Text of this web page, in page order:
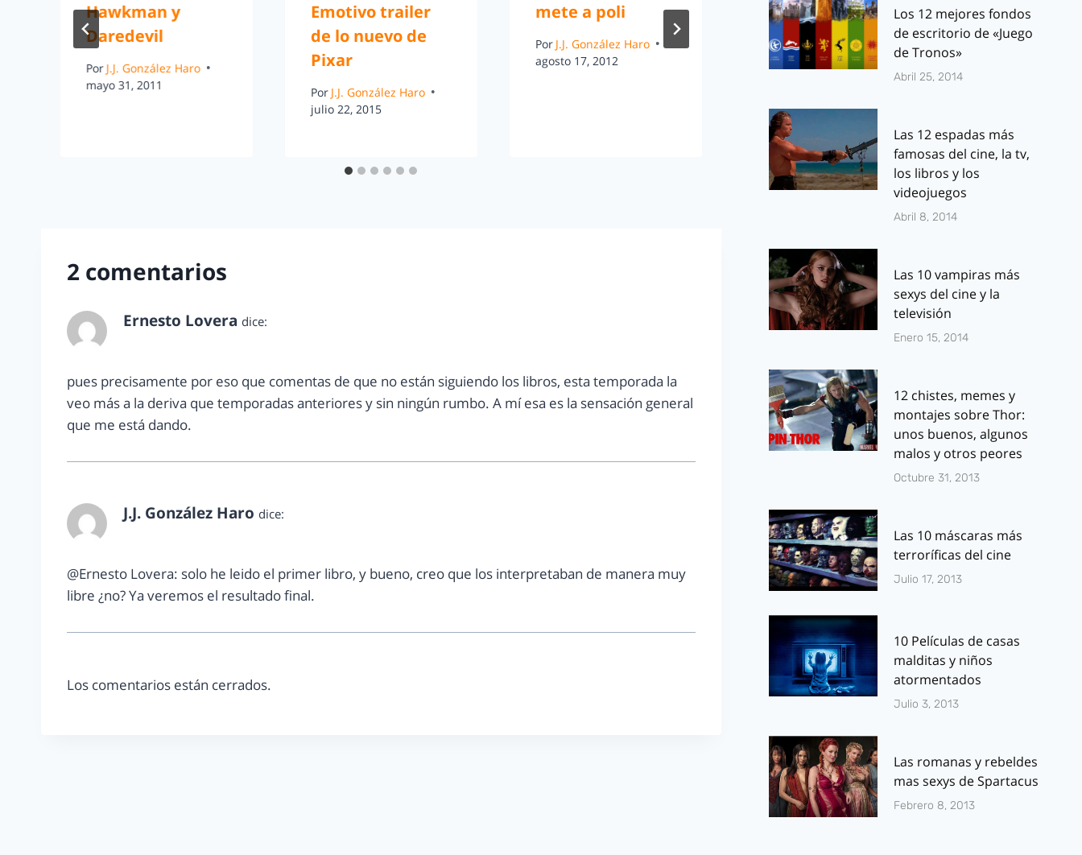
Hawkman y
Daredevil
PorJ.J. González Haro
mayo 31, 2011
Emotivo trailer
de lo nuevo de
Pixar
Por J.J. González Haro
julio 22, 2015
mete a poli
Por J.J. González Haro
agosto 17, 2012
companion robot
PorJ.J. González Haro
diciembre 30, 2011
Episodio 4
Por J.J. González
2 comentarios
Ernesto Lovera dice:
pues precisamente por eso que comentas de que no están siguiendo los libros, esta temporada la
veo más a la deriva que temporadas anteriores y sin ningún rumbo. A mí esa es la sensación general
que me está dando.
J.J. González Haro dice:
@Ernesto Lovera: solo he leido el primer libro, y bueno, creo que los interpretaban de manera muy
libre ¿no? Ya veremos el resultado final.
Los comentarios están cerrados.
Los 12 mejores fondos
de escritorio de «Juego
de Tronos»
Abril 25, 2014
Las 12 espadas más
famosas del cine, la tv,
los libros y los
videojuegos
Abril 8, 2014
Las 10 vampiras más
sexys del cine y la
televisión
Enero 15, 2014
12 chistes, memes y
montajes sobre Thor:
unos buenos, algunos
malos y otros peores
Octubre 31, 2013
Las 10 máscaras más
terroríficas del cine
Julio 17, 2013
10 Películas de casas
malditas y niños
atormentados
Julio 3, 2013
Las romanas y rebeldes
mas sexys de Spartacus
Febrero 8, 2013